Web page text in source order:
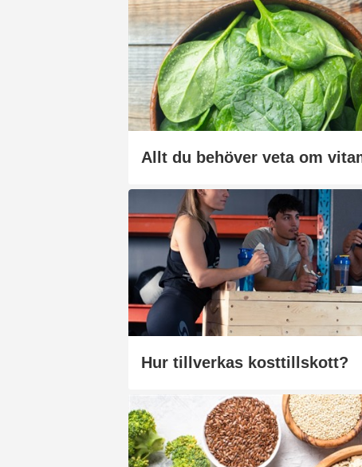
Allt du behöver veta om
Hur tillverkas kosttillskott?